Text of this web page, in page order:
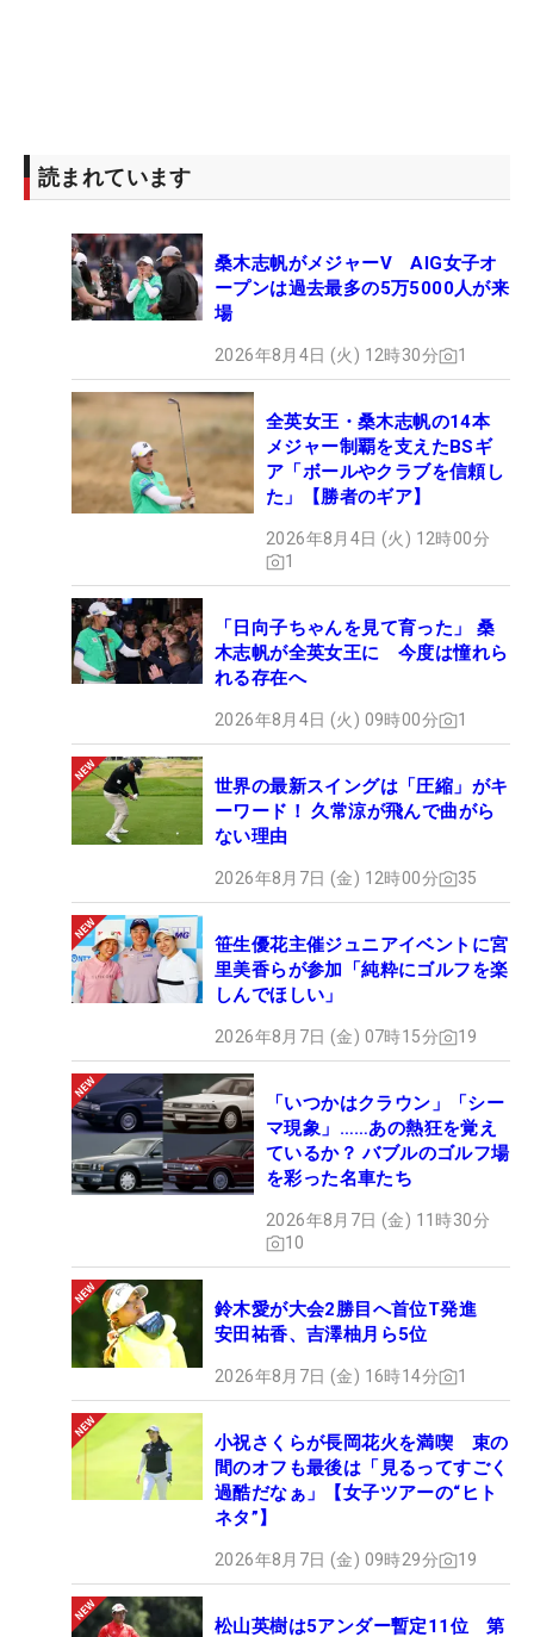
読まれています
桑木志帆がメジャーV AIG女子オ
ープンは過去最多の5万5000人が来
場
2026年8月4日 (火) 12時30分 1
全英女王・桑木志帆の14本
メジャー制覇を支えたBSギ
ア「ボールやクラブを信頼し
た」【勝者のギア】
2026年8月4日 (火) 12時00分
1
「日向子ちゃんを見て育った」 桑
木志帆が全英女王に 今度は憧れら
れる存在へ
2026年8月4日 (火) 09時00分 1
世界の最新スイングは「圧縮」がキ
ーワード！ 久常涼が飛んで曲がら
ない理由
2026年8月7日 (金) 12時00分 35
笹生優花主催ジュニアイベントに宮
里美香らが参加「純粋にゴルフを楽
しんでほしい」
2026年8月7日 (金) 07時15分 19
「いつかはクラウン」「シー
マ現象」……あの熱狂を覚え
ているか？ バブルのゴルフ場
を彩った名車たち
2026年8月7日 (金) 11時30分
10
鈴木愛が大会2勝目へ首位T発進
安田祐香、吉澤柚月ら5位
2026年8月7日 (金) 16時14分 1
小祝さくらが長岡花火を満喫 束の
間のオフも最後は「見るってすごく
過酷だなぁ」【女子ツアーの“ヒト
ネタ”】
2026年8月7日 (金) 09時29分 19
松山英樹は5アンダー暫定11位 第